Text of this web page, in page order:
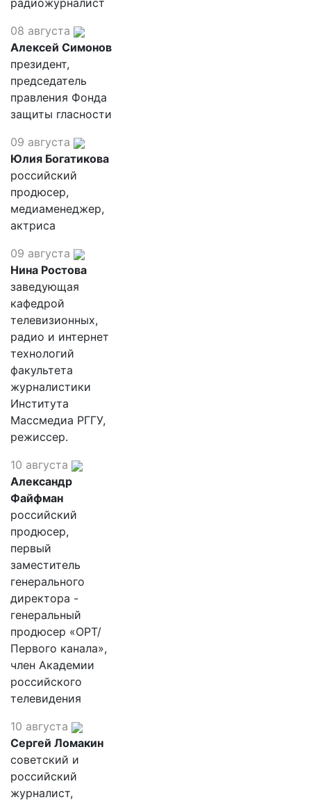
радиожурналист
08 августа
Алексей Симонов
президент,
председатель
правления Фонда
защиты гласности
09 августа
Юлия Богатикова
российский
продюсер,
медиаменеджер,
актриса
09 августа
Нина Ростова
заведующая
кафедрой
телевизионных,
радио и интернет
технологий
факультета
журналистики
Института
Массмедиа РГГУ,
режиссер.
10 августа
Александр
Файфман
российский
продюсер,
первый
заместитель
генерального
директора -
генеральный
продюсер «ОРТ/
Первого канала»,
член Академии
российского
телевидения
10 августа
Сергей Ломакин
советский и
российский
журналист,